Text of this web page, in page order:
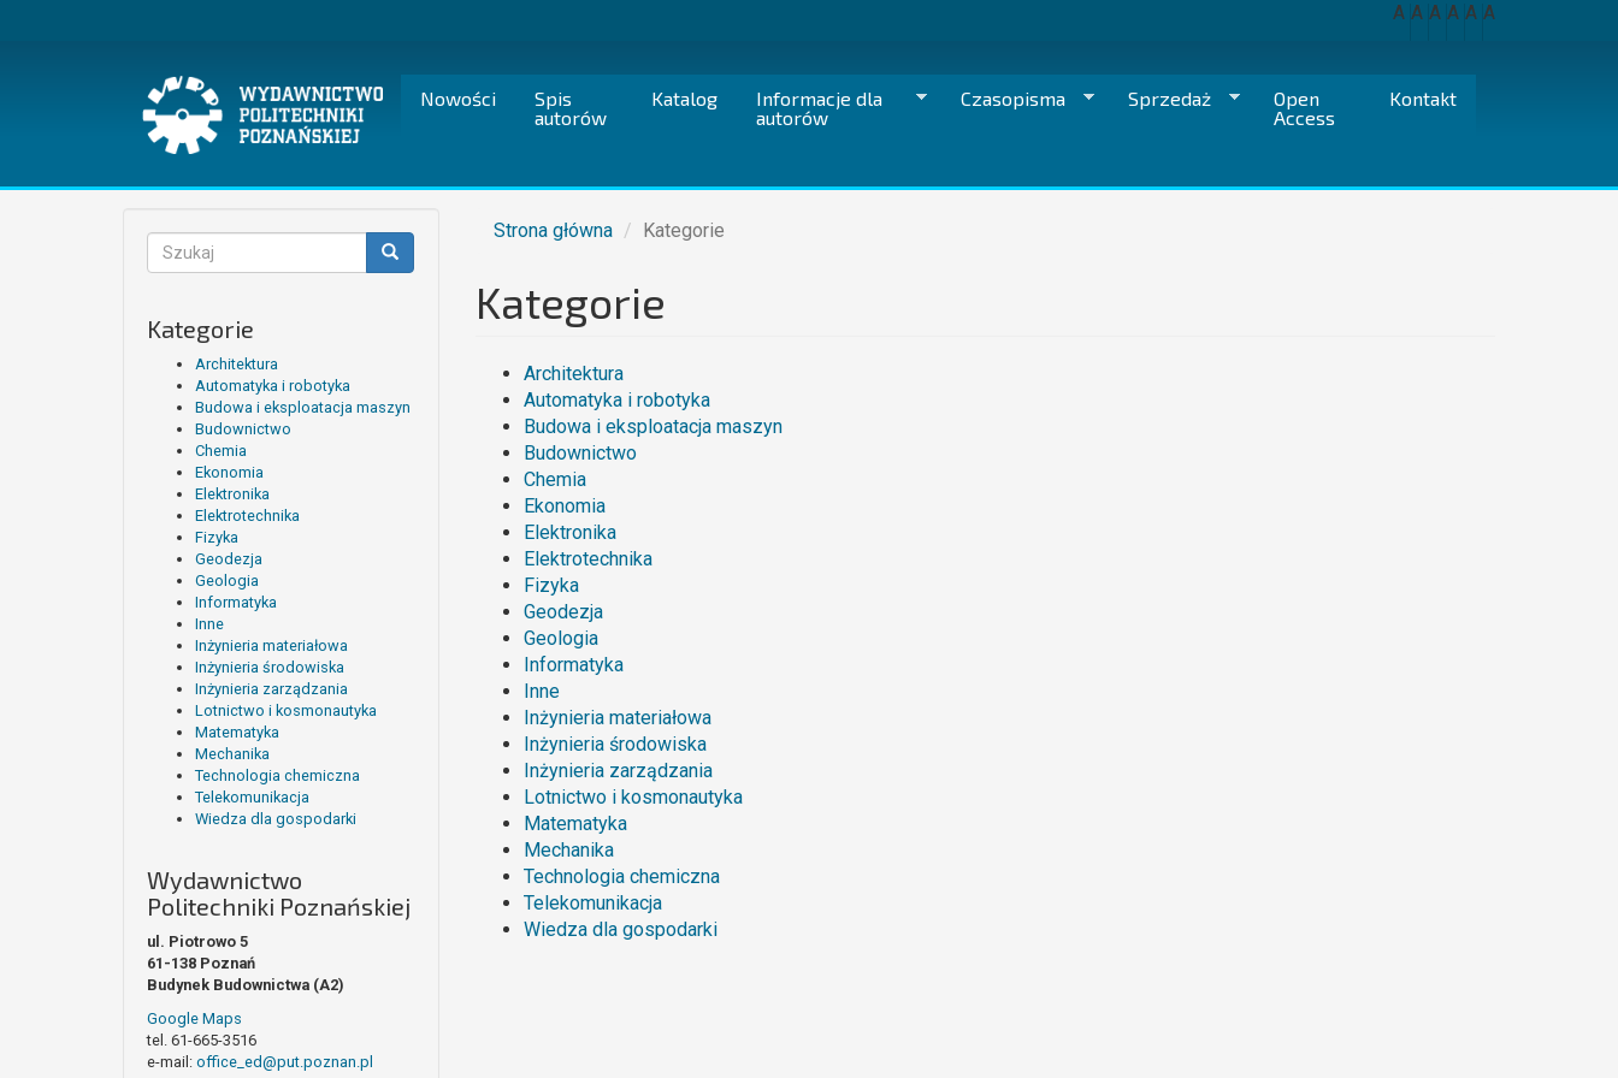
A A A A A A
Nowości
Spis
autorów
Katalog
Informacje dla
autorów
Czasopisma Sprzedaż
Open
Access
Kontakt
Formularz
wyszukiwania
Kategorie
Architektura
Automatyka i robotyka
Budowa i eksploatacja maszyn
Budownictwo
Chemia
Ekonomia
Elektronika
Elektrotechnika
Fizyka
Geodezja
Geologia
Informatyka
Inne
Inżynieria materiałowa
Inżynieria środowiska
Inżynieria zarządzania
Lotnictwo i kosmonautyka
Matematyka
Mechanika
Technologia chemiczna
Telekomunikacja
Wiedza dla gospodarki
Wydawnictwo
Politechniki Poznańskiej
ul. Piotrowo 5
61-138 Poznań
Budynek Budownictwa (A2)
Google Maps
tel. 61-665-3516
e-mail: office_ed@put.poznan.pl
Strona główna Kategorie
Kategorie
Architektura
Automatyka i robotyka
Budowa i eksploatacja maszyn
Budownictwo
Chemia
Ekonomia
Elektronika
Elektrotechnika
Fizyka
Geodezja
Geologia
Informatyka
Inne
Inżynieria materiałowa
Inżynieria środowiska
Inżynieria zarządzania
Lotnictwo i kosmonautyka
Matematyka
Mechanika
Technologia chemiczna
Telekomunikacja
Wiedza dla gospodarki